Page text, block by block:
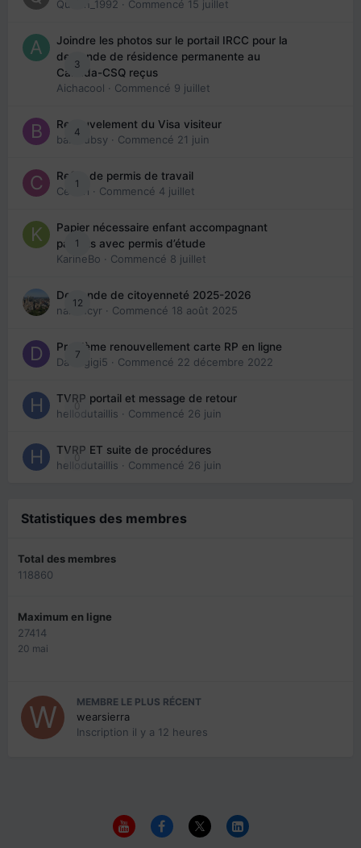
Queen_1992 · Commencé 15 juillet
3
Joindre les photos sur le portail IRCC pour la
demande de résidence permanente au
Canada-CSQ reçus
Aichacool · Commencé 9 juillet
4
Renouvelement du Visa visiteur
babibubsy · Commencé 21 juin
1
Refus de permis de travail
Cedbri · Commencé 4 juillet
1
Papier nécessaire enfant accompagnant
parents avec permis d’étude
KarineBo · Commencé 8 juillet
12
Demande de citoyenneté 2025-2026
nanancyr · Commencé 18 août 2025
7
Problème renouvellement carte RP en ligne
Davidgigi5 · Commencé 22 décembre 2022
0
TVRP portail et message de retour
hellodutaillis · Commencé 26 juin
0
TVRP ET suite de procédures
hellodutaillis · Commencé 26 juin
Statistiques des membres
Total des membres
118860
Maximum en ligne
27414
20 mai
MEMBRE LE PLUS RÉCENT
wearsierra
Inscription il y a 12 heures